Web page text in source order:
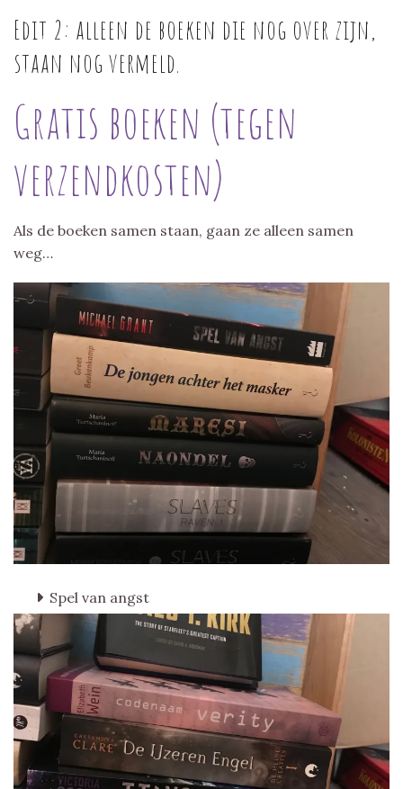
Edit 2: alleen de boeken die nog over zijn,
staan nog vermeld.
Gratis boeken (tegen
verzendkosten)
Als de boeken samen staan, gaan ze alleen samen
weg…
Spel van angst